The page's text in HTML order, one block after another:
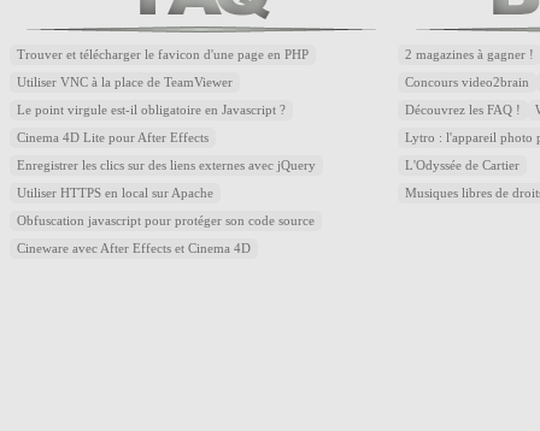
Trouver et télécharger le favicon d'une page en PHP
Utiliser VNC à la place de TeamViewer
Le point virgule est-il obligatoire en Javascript ?
Cinema 4D Lite pour After Effects
Enregistrer les clics sur des liens externes avec jQuery
Utiliser HTTPS en local sur Apache
Obfuscation javascript pour protéger son code source
Cineware avec After Effects et Cinema 4D
2 magazines à gagner !
Concours video2brain
Découvrez les FAQ !
Lytro : l'appareil photo
L'Odyssée de Cartier
Musiques libres de